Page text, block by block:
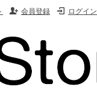
ログイン
会員登録